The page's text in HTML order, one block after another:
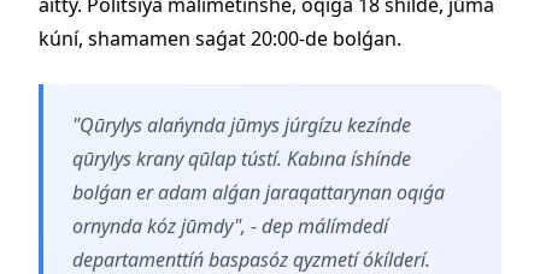
kúní, shamamen saǵat 20:00-de bolǵan.
"Qūrylys alańynda jūmys júrgízu kezínde
qūrylys krany qūlap tústí. Kabına íshínde
bolǵan er adam alǵan jaraqattarynan oqıǵa
ornynda kóz jūmdy", - dep málímdedí
departamenttíń baspasóz qyzmetí ókílderí.